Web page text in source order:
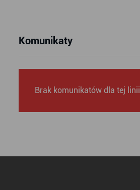
Komunikaty
Brak komunikatów dla tej linii